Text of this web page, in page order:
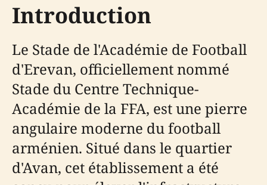
Introduction
Le Stade de l'Académie de Football
d'Erevan, officiellement nommé
Stade du Centre Technique-
Académie de la FFA, est une pierre
angulaire moderne du football
arménien. Situé dans le quartier
d'Avan, cet établissement a été